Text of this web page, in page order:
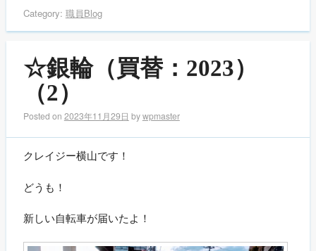
Category: 職員Blog
☆銀輪（買替：2023）
（2）
Posted on 2023年11月29日 bywpmaster
クレイジー横山です！
どうも！
新しい自転車が届いたよ！